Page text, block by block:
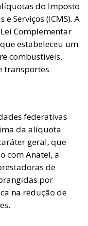
do Imposto
Serviços (ICMS). A
Complementar
estabeleceu um
combustíveis,
transportes
federativas
da alíquota
geral, que
com Anatel, a
de
por
na redução de